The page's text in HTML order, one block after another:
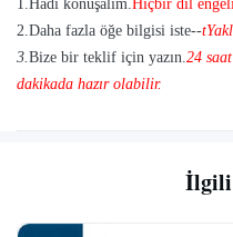
1.Hadi konuşalım.Hiçbir dil
2.Daha fazla öğe bilgisi iste--t
3.Bize bir teklif için yazın.24
dakikada hazır olabilir.